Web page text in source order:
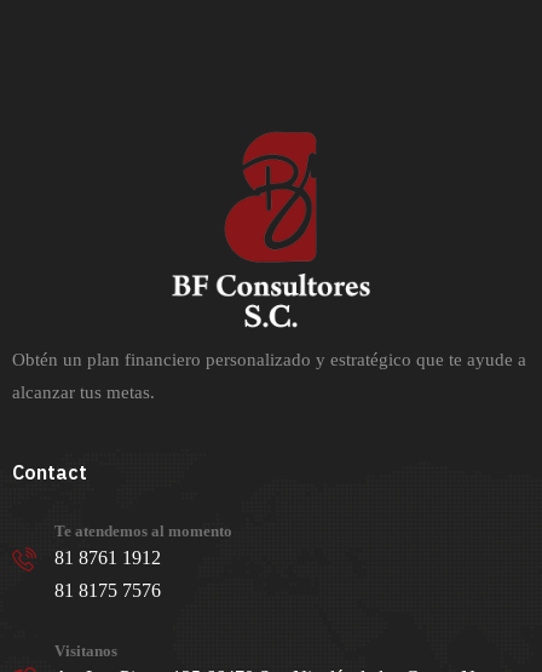
Obtén un plan financiero personalizado y estratégico que te ayude a
alcanzar tus metas.
Contact
Te atendemos al momento
81 8761 1912
81 8175 7576
Visitanos